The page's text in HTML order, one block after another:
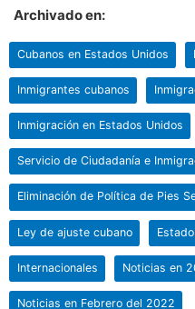
Archivado en:
Cubanos en Estados Unidos
Inmigrantes cubanos
Inmigración en Estados Unidos
Servicio de Ciudadanía e
Eliminación de Política de Pies
Ley de ajuste cubano
Internacionales Noticias en
Noticias en Febrero del 2022